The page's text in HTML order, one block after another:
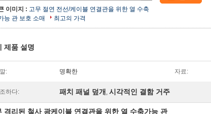
이미지 : 고무 절연 전선/케이블 연결관을 위한 열 수축
능 관 보호 소매
최고의 가격
제품 설명
: 명확한 자료:
하다: 패치 패널 덮개 , 시각적인 결함 거주
격리된 철사 광케이블 연결관을 위한 열 수축가능 관